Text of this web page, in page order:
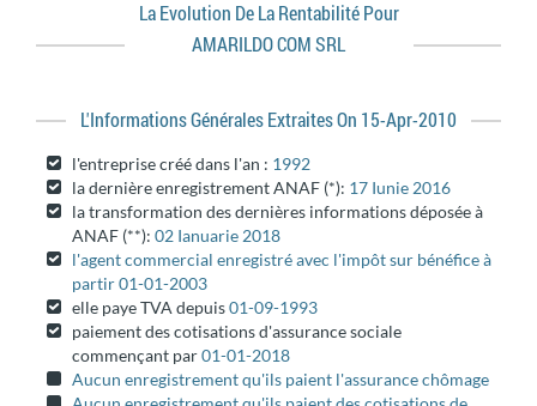
La Evolution De La Rentabilité Pour
AMARILDO COM SRL
L'informations Générales Extraites On 15-Apr-2010
l'entreprise créé dans l'an : 1992
la dernière enregistrement ANAF (*): 17 Iunie 2016
la transformation des dernières informations déposée à
ANAF (**): 02 Ianuarie 2018
l'agent commercial enregistré avec l'impôt sur bénéfice à
partir 01-01-2003
elle paye TVA depuis01-09-1993
paiement des cotisations d'assurance sociale
commençant par01-01-2018
Aucun enregistrement qu'ils paient l'assurance chômage